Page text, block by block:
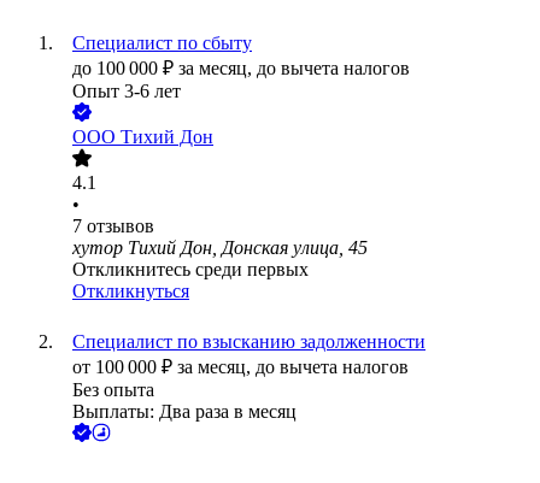
Специалист по сбыту
до 100 000 ₽ за месяц, до вычета налогов
Опыт 3-6 лет
ООО Тихий Дон
4.1
•
7 отзывов
хутор Тихий Дон, Донская улица, 45
Откликнитесь среди первых
Откликнуться
Специалист по взысканию задолженности
от 100 000 ₽ за месяц, до вычета налогов
Без опыта
Выплаты: Два раза в месяц